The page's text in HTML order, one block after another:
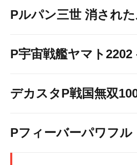
Pルパン三世 消され
P宇宙戦艦ヤマト
デカスタP戦国無双
Pフィーバーパワフル